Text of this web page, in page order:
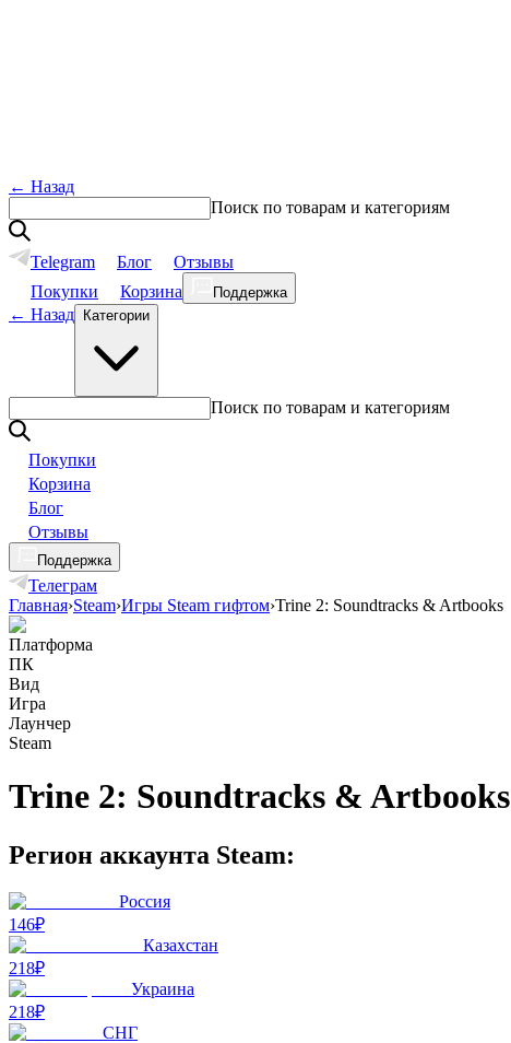
← Назад
Поиск по товарам и категориям
Telegram Блог
Отзывы
Покупки
Корзина Поддержка
← Назад Категории
Поиск по товарам и категориям
Покупки
Корзина
Блог
Отзывы
Поддержка
Телеграм
Главная›Steam›Игры Steam гифтом›Trine 2: Soundtracks & Artbooks
Платформа
ПК
Вид
Игра
Лаунчер
Steam
Trine 2: Soundtracks & Artbooks
Регион аккаунта Steam:
Россия
146₽
Казахстан
218₽
Украина
218₽
СНГ